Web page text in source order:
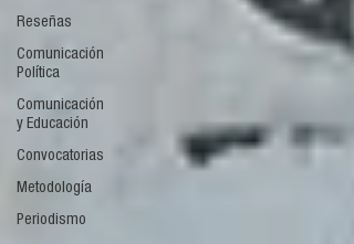
Reseñas
Comunicación
Política
Comunicación
y Educación
Convocatorias
Metodología
Periodismo